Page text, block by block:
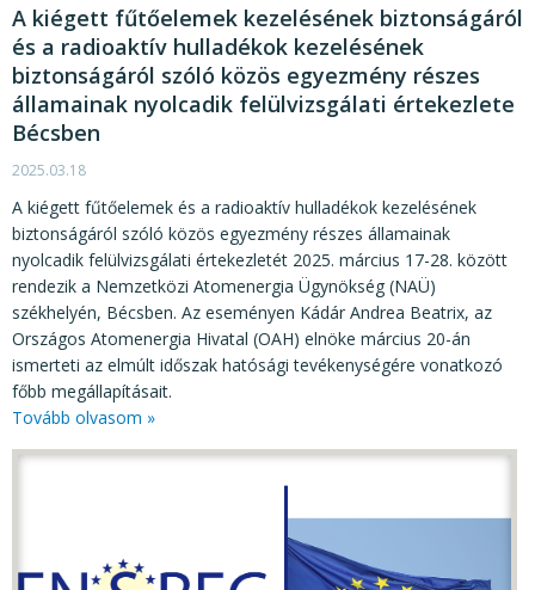
A kiégett fűtőelemek kezelésének biztonságáról
és a radioaktív hulladékok kezelésének
biztonságáról szóló közös egyezmény részes
államainak nyolcadik felülvizsgálati értekezlete
Bécsben
2025.03.18
A kiégett fűtőelemek és a radioaktív hulladékok kezelésének
biztonságáról szóló közös egyezmény részes államainak
nyolcadik felülvizsgálati értekezletét 2025. március 17-28. között
rendezik a Nemzetközi Atomenergia Ügynökség (NAÜ)
székhelyén, Bécsben. Az eseményen Kádár Andrea Beatrix, az
Országos Atomenergia Hivatal (OAH) elnöke március 20-án
ismerteti az elmúlt időszak hatósági tevékenységére vonatkozó
főbb megállapításait.
Tovább olvasom »